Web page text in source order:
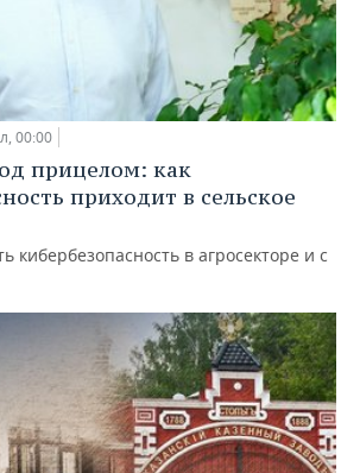
00:00
прицелом: как
приходит в сельское
кибербезопасность в агросекторе и с